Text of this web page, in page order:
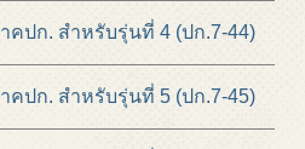
ปก. สำหรับรุ่นที่ 4 (ปก.7-44)
ปก. สำหรับรุ่นที่ 5 (ปก.7-45)